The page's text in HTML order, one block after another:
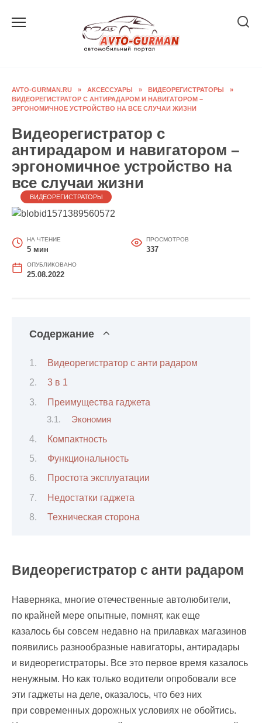
AVTO-GURMAN.RU » АКСЕССУАРЫ » ВИДЕОРЕГИСТРАТОРЫ
»
ВИДЕОРЕГИСТРАТОР С АНТИРАДАРОМ И НАВИГАТОРОМ –
ЭРГОНОМИЧНОЕ УСТРОЙСТВО НА ВСЕ СЛУЧАИ ЖИЗНИ
Видеорегистратор с
антирадаром и навигатором –
эргономичное устройство на
все случаи жизни
ВИДЕОРЕГИСТРАТОРЫ
НА ЧТЕНИЕ
5 мин
ПРОСМОТРОВ
337
ОПУБЛИКОВАНО
25.08.2022
Содержание
Видеорегистратор с анти радаром
3 в 1
Преимущества гаджета
Экономия
Компактность
Функциональность
Простота эксплуатации
Недостатки гаджета
Техническая сторона
Видеорегистратор с анти радаром
Наверняка, многие отечественные автолюбители,
по крайней мере опытные, помнят, как еще
казалось бы совсем недавно на прилавках магазинов
появились разнообразные навигаторы, антирадары
и видеорегистраторы. Все это первое время казалось
ненужным. Но как только водители опробовали все
эти гаджеты на деле, оказалось, что без них
при современных дорожных условиях не обойтись.